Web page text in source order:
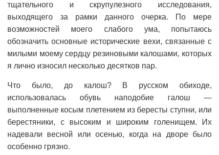
тщательного и скрупулезного исследования,
выходящего за рамки данного очерка. По мере
возможностей моего слабого ума, попытаюсь
обозначить основные исторические вехи, связанные с
милыми моему сердцу резиновыми калошами, которых
я лично износил несколько десятков пар.
Что было, до калош? В русском обиходе,
использовалась обувь наподобие галош —
выполненные косым плетением из бересты ступни, или
берестяники, с высоким и широким голенищем. Их
надевали весной или осенью, когда на дворе было
особенно грязно.